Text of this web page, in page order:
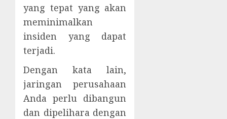
yang tepat yang akan
meminimalkan
insiden yang dapat
terjadi.
Dengan kata lain,
jaringan perusahaan
Anda perlu dibangun
dan dipelihara dengan